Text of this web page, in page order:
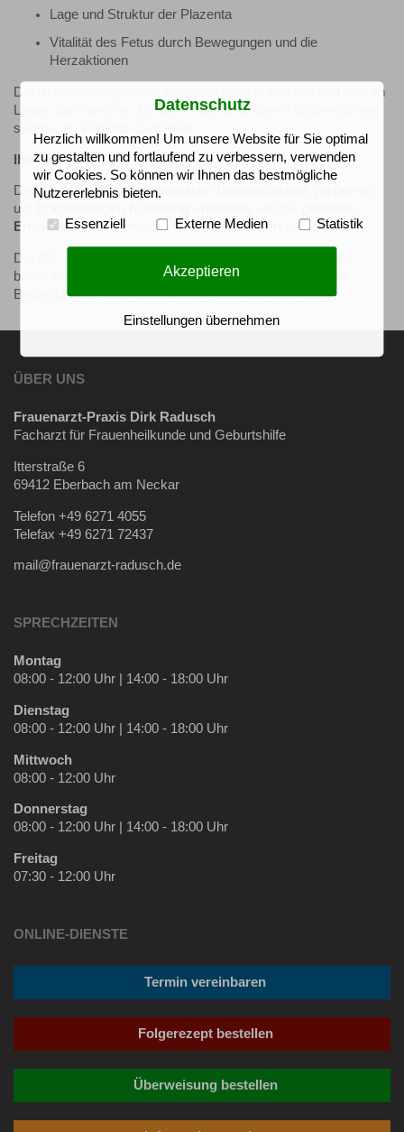
Lage und Struktur der Plazenta
Vitalität des Fetus durch Bewegungen und die
Herzaktionen
Die Untersuchung dauert meist nur wenige Minuten und wird im
Liegen durchgeführt. Es sind keine besonderen Vorbereitungen
seitens der Patientin zu treffen.
Ihr Nutzen
DerUltraschallist einoptimales diagnostisches Verfahren
um
Entwicklungdes Ungeborenenüberwachen zu können.
Der 3D- und 4D-Ultraschall und die Farbdopplersonografie
bieten Ihnen höchste Aussagekraft und Sicherheit bei der
Beurteilung der Entwicklung und Versorgung des Babys.
ÜBER UNS
Frauenarzt-Praxis Dirk Radusch
Facharzt für Frauenheilkunde und Geburtshilfe
Itterstraße 6
69412 Eberbach am Neckar
Telefon +49 6271 4055
Telefax +49 6271 72437
mail@frauenarzt-radusch.de
SPRECHZEITEN
Montag
08:00 - 12:00 Uhr | 14:00 - 18:00 Uhr
Dienstag
08:00 - 12:00 Uhr | 14:00 - 18:00 Uhr
Mittwoch
08:00 - 12:00 Uhr
Donnerstag
08:00 - 12:00 Uhr | 14:00 - 18:00 Uhr
Freitag
07:30 - 12:00 Uhr
ONLINE-DIENSTE
Termin vereinbaren
Folgerezept bestellen
Überweisung bestellen
Datenschutz
Herzlich willkommen! Um unsere Website für Sie optimal
zu gestalten und fortlaufend zu verbessern, verwenden
wir Cookies. So können wir Ihnen das bestmögliche
Nutzererlebnis bieten.
Essenziell Externe Medien Statistik
Akzeptieren
Einstellungen übernehmen